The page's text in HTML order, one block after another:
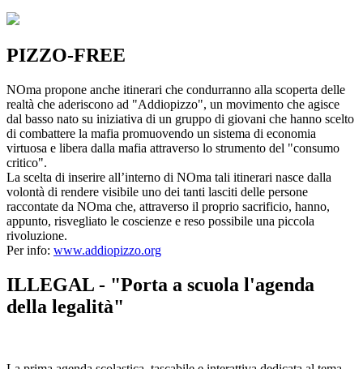
PIZZO-FREE
NOma propone anche itinerari che condurranno alla scoperta delle
realtà che aderiscono ad "Addiopizzo", un movimento che agisce
dal basso nato su iniziativa di un gruppo di giovani che hanno scelto
di combattere la mafia promuovendo un sistema di economia
virtuosa e libera dalla mafia attraverso lo strumento del "consumo
critico".
La scelta di inserire all’interno di NOma tali itinerari nasce dalla
volontà di rendere visibile uno dei tanti lasciti delle persone
raccontate da NOma che, attraverso il proprio sacrificio, hanno,
appunto, risvegliato le coscienze e reso possibile una piccola
rivoluzione.
Per info: www.addiopizzo.org
ILLEGAL - "Porta a scuola l'agenda
della legalità"